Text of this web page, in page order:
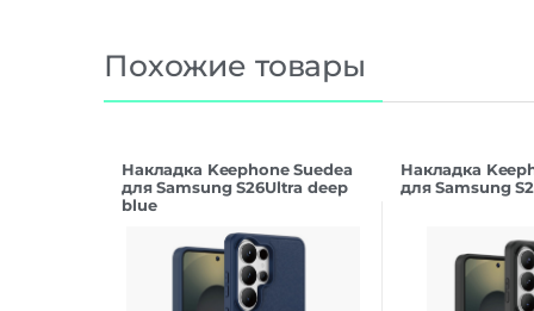
Похожие товары
Накладка Keephone Suedea
для Samsung S26Ultra deep
blue
Накладка
для Samsung